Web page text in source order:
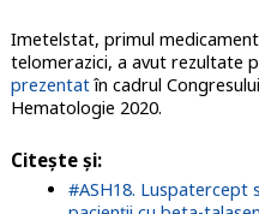
Imetelstat, primul
telomerazici, a avut rezultate
prezentatîn cadrul
Hematologie 2020.
Citește și:
#ASH18. Luspatercept